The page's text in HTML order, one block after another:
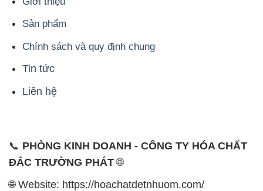
Sản phẩm
Chính sách và quy định chung
Tin tức
Liên hệ
📞 PHÒNG KINH DOANH - CÔNG TY HÓA CHẤT
ĐẮC TRƯỜNG PHÁT🌐
🌐 Website: https://hoachatdetnhuom.com/